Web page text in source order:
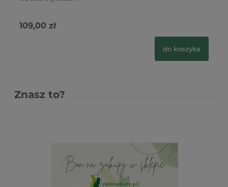
109,00 zł
do koszyka
Znasz to?